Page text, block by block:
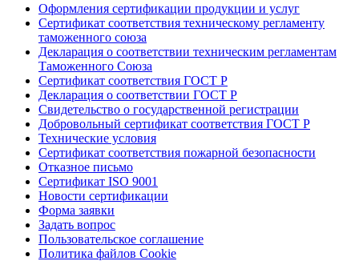
Оформления сертификации продукции и услуг
Сертификат соответствия техническому регламенту
таможенного союза
Декларация о соответствии техническим регламентам
Таможенного Союза
Сертификат соответствия ГОСТ Р
Декларация о соответствии ГОСТ Р
Свидетельство о государственной регистрации
Добровольный сертификат соответствия ГОСТ Р
Технические условия
Сертификат соответствия пожарной безопасности
Отказное письмо
Сертификат ISO 9001
Новости сертификации
Форма заявки
Задать вопрос
Пользовательское соглашение
Политика файлов Cookie